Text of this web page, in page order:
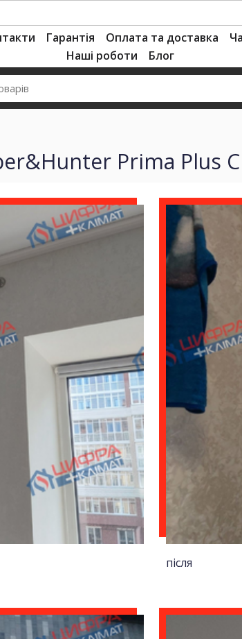
Гарантія Оплата та доставка
Наші роботи
Блог
Prima Plus
після